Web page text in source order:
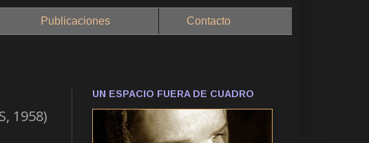
Publicaciones Contacto
1958)
UN ESPACIO FUERA DE CUADRO